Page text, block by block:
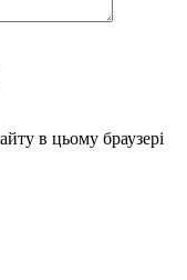
в цьому браузері